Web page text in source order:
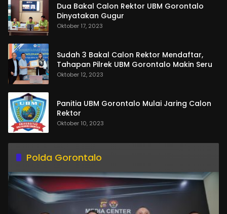
Dua Bakal Calon Rektor UBM Gorontalo
Dinyatakan Gugur
Oktober 17, 2023
Sudah 3 Bakal Calon Rektor Mendaftar,
Tahapan Pilrek UBM Gorontalo Makin Seru
Oktober 12, 2023
Panitia UBM Gorontalo Mulai Jaring Calon
Rektor
Oktober 10, 2023
Polda Gorontalo